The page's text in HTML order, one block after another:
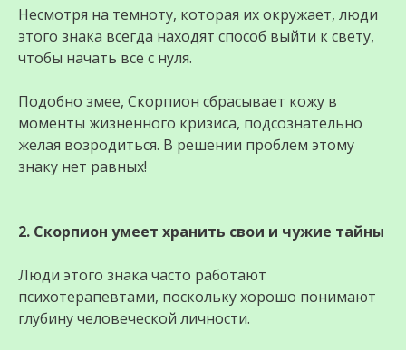
Несмотря на темноту, которая их окружает, люди
этого знака всегда находят способ выйти к свету,
чтобы начать все с нуля.
Подобно змее, Скорпион сбрасывает кожу в
моменты жизненного кризиса, подсознательно
желая возродиться. В решении проблем этому
знаку нет равных!
2. Скорпион умеет хранить свои и чужие тайны
Люди этого знака часто работают
психотерапевтами, поскольку хорошо понимают
глубину человеческой личности.